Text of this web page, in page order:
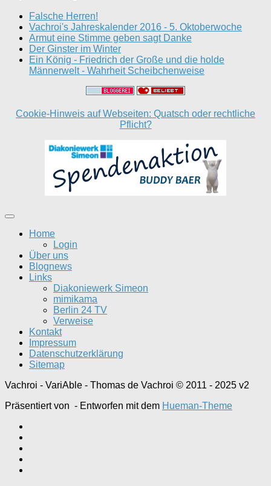
Falsche Herren!
Vachroi's Jahreskalender 2016 - 5. Oktoberwoche
Armut eine Stimme geben sagt Danke
Der Ginster im Winter
Ein König - Friedrich der Große und die holde
Männerwelt - Wahrheit Scheibchenweise
Cookie-Hinweis auf Webseiten: Quatsch oder rechtliche
Pflicht?
Home
Login
Über uns
Blognews
Links
Diakoniewerk Simeon
mimikama
Berlin 24 TV
Verweise
Kontakt
Impressum
Datenschutzerklärung
Sitemap
Vachroi - VariAble - Thomas de Vachroi © 2011 - 2025 v2
Präsentiert von - Entworfen mit dem Hueman-Theme